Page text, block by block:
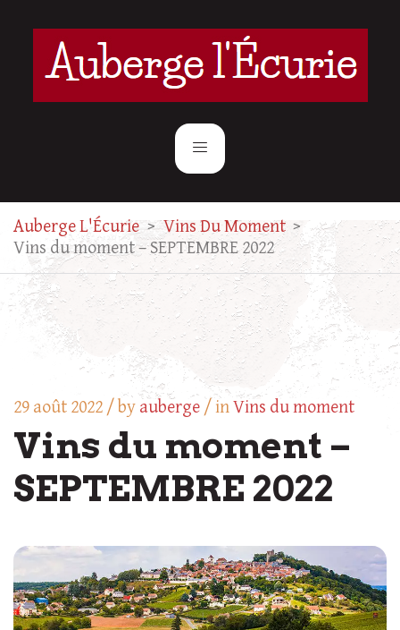
Auberge L'Écurie > Vins Du Moment >
Vins du moment – SEPTEMBRE 2022
29 août 2022 / by auberge / inVins du moment
Vins du moment –
SEPTEMBRE 2022